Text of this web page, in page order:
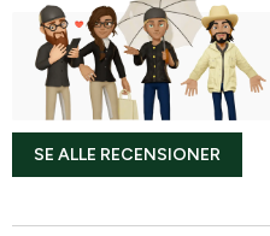
SE ALLE RECENSIONER